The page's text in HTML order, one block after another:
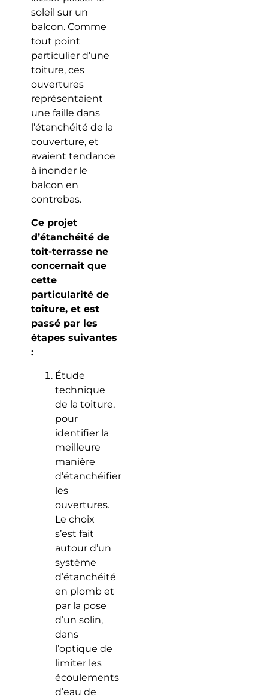
soleil sur un
balcon. Comme
tout point
particulier d’une
toiture, ces
ouvertures
représentaient
une faille dans
l’étanchéité de la
couverture, et
avaient tendance
à inonder le
balcon en
contrebas.
Ce projet
d’étanchéité de
toit-terrasse ne
concernait que
cette
particularité de
toiture, et est
passé par les
étapes suivantes
:
Étude
technique
de la toiture,
pour
identifier la
meilleure
manière
d’étanchéifier
les
ouvertures.
Le choix
s’est fait
autour d’un
système
d’étanchéité
en plomb et
par la pose
d’un solin,
dans
l’optique de
limiter les
écoulements
d’eau de